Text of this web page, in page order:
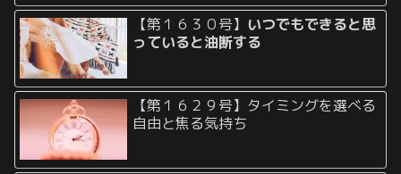
【第１６３０号】 いつでもできると思
っていると油断する
【第１６２９号】タイミングを選べる
自由と焦る気持ち